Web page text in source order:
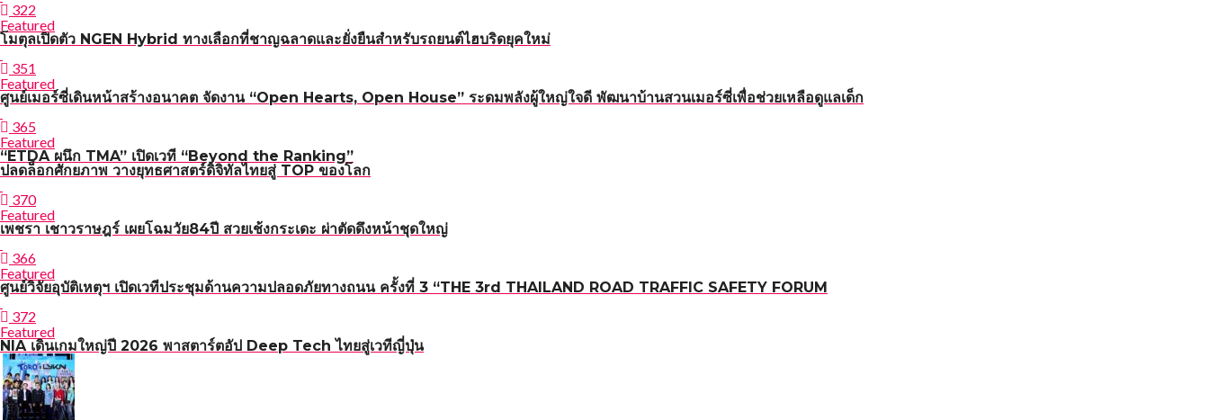
322
Featured
โมตุลเปิดตัว NGEN Hybrid ทางเลือกที่ชาญฉลาดและยั่งยืนสำหรับรถยนต์ไฮบริดยุคใหม่
351
Featured
ศูนย์เมอร์ซี่เดินหน้าสร้างอนาคต จัดงาน “Open Hearts, Open House” ระดมพลังผู้ใหญ่ใจดี พัฒนาบ้านสวนเมอร์ซี่เพื่อช่วยเหลือดูแลเด็ก
365
Featured
“ETDA ผนึก TMA” เปิดเวที “Beyond the Ranking”
ปลดล็อกศักยภาพ วางยุทธศาสตร์ดิจิทัลไทยสู่ TOP ของโลก
370
Featured
เพชรา เชาวราษฎร์ เผยโฉมวัย84ปี สวยเช้งกระเดะ ผ่าตัดดึงหน้าชุดใหญ่
366
Featured
ศูนย์วิจัยอุบัติเหตุฯ เปิดเวทีประชุมด้านความปลอดภัยทางถนน ครั้งที่ 3 “THE 3rd THAILAND ROAD TRAFFIC SAFETY FORUM
372
Featured
NIA เดินเกมใหญ่ปี 2026 พาสตาร์ตอัป Deep Tech ไทยสู่เวทีญี่ปุ่น